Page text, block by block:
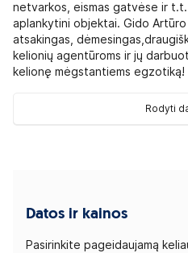
netvarkos, eismas gatvėse ir
aplankytini objektai. Gido
atsakingas,
kelionių agentūroms ir jų
kelionę mėgstantiems egzotiką!
Rodyti
Datos ir kainos
Pasirinkite pageidaujamą